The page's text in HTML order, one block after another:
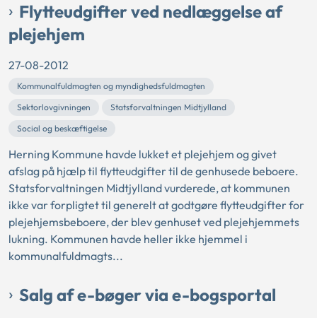
Flytteudgifter ved nedlæggelse af
plejehjem
27-08-2012
Kommunalfuldmagten og myndighedsfuldmagten
Sektorlovgivningen
Statsforvaltningen Midtjylland
Social og beskæftigelse
Herning Kommune havde lukket et plejehjem og givet
afslag på hjælp til flytteudgifter til de genhusede beboere.
Statsforvaltningen Midtjylland vurderede, at kommunen
ikke var forpligtet til generelt at godtgøre flytteudgifter for
plejehjemsbeboere, der blev genhuset ved plejehjemmets
lukning. Kommunen havde heller ikke hjemmel i
kommunalfuldmagts...
Salg af e-bøger via e-bogsportal